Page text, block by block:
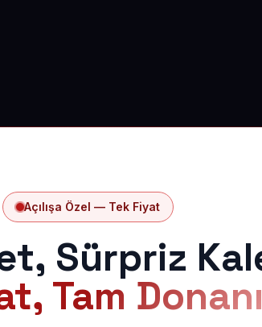
Açılışa Özel — Tek Fiyat
Sürpriz
Tam